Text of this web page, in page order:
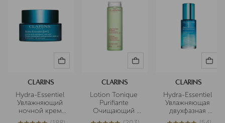
CLARINS
Hydra-Essentiel
Увлажняющий
ночной крем
для любого
CLARINS
Lotion Tonique
Purifiante
Очищающий
тоник для
CLARINS
Hydra-Essentiel
Увлажняющая
двухфазная
сыворотка